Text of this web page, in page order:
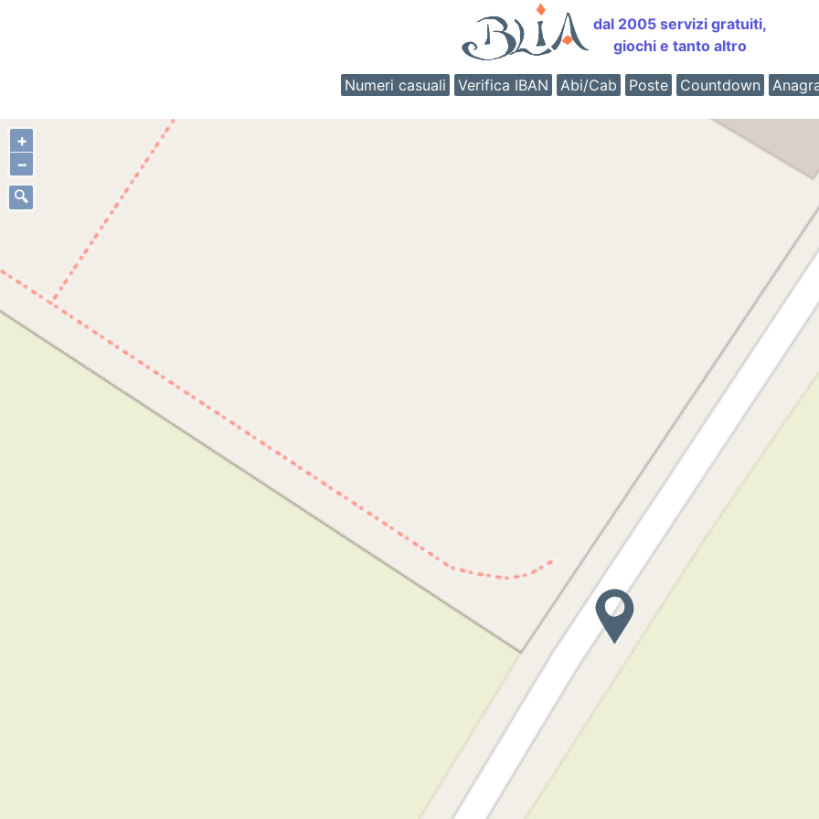
dal 2005 servizi gratuiti,
giochi e tanto altro
Numeri casuali Verifica IBAN Abi/Cab Poste Countdown
+
−